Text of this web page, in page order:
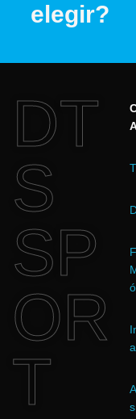
elegir?
DT
S
SP
OR
T
s